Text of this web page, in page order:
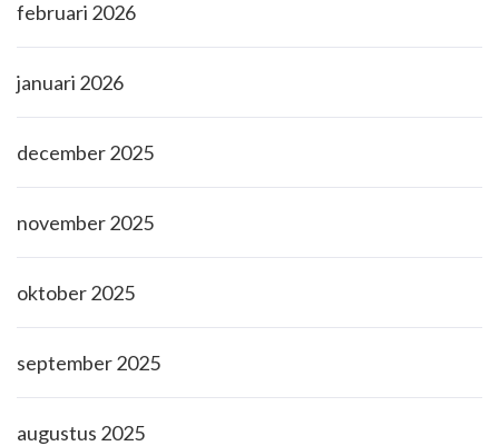
februari 2026
januari 2026
december 2025
november 2025
oktober 2025
september 2025
augustus 2025